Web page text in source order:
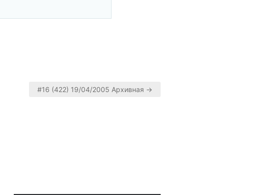
#16 (422) 19/04/2005 Архивная →